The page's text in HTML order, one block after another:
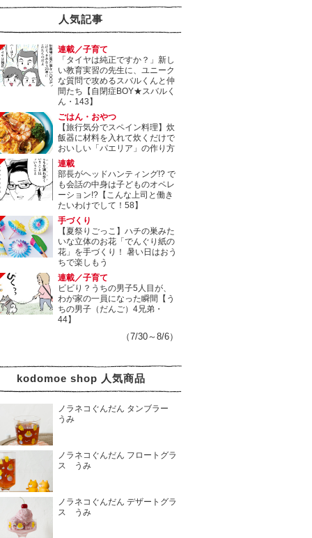
人気記事
連載／子育て
「タイヤは純正ですか？」新し
い教育実習の先生に、ユニーク
な質問で攻めるスバルくんと仲
間たち【自閉症BOY★スバルく
ん・143】
ごはん・おやつ
【旅行気分でスペイン料理】炊
飯器に材料を入れて炊くだけで
おいしい「パエリア」の作り方
連載
部長がヘッドハンティング!? で
も会話の中身は子どものオペレ
ーション!?【こんな上司と働き
たいわけでして！58】
手づくり
【夏祭りごっこ】ハチの巣みた
いな立体のお花「でんぐり紙の
花」を手づくり！ 暑い日はおう
ちで楽しもう
連載／子育て
ビビり？うちの男子5人目が、
わが家の一員になった瞬間【う
ちの男子（だんご）4兄弟・
44】
（7/30～8/6）
kodomoe shop 人気商品
ノラネコぐんだん タンブラー
うみ
ノラネコぐんだん フロートグラ
ス うみ
ノラネコぐんだん デザートグラ
ス うみ